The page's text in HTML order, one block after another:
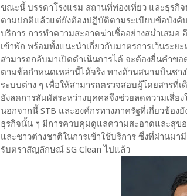
ขณะนี้ บรรดาโรงแรม สถานที่ท่องเที่ยว และธุรกิ
ตามปกติแล้วแต่ยังต้องปฏิบัติตามระเบียบข้อบังคั
บริการ การทำความสะอาดฆ่าเชื้ออย่างสม่ำเสมอ
เข้าพัก พร้อมทั้งแนะนำเกี่ยวกับมาตรการเว้นระ
สามารถกลับมาเปิดดำเนินการได้ จะต้องยื่นคำข
ตามข้อกำหนดเหล่านี้ได้จริง ทางด้านสนามบินชา
ระบบต่าง ๆ เพื่อให้สามารถตรวจสอบผู้โดยสารที่
ยังลดการสัมผัสระหว่างบุคคลจึงช่วยลดความเสี่ย
นอกจากนี้ STB และองค์กรทางภาครัฐที่เกี่ยวข้อง
ธุรกิจนั้น ๆ มีการควบคุมดูแลความสะอาดและสุข
และชาวต่างชาติในการเข้าใช้บริการ ซึ่งที่ผ่านมา
รับตราสัญลักษณ์ SG Clean ไปแล้ว